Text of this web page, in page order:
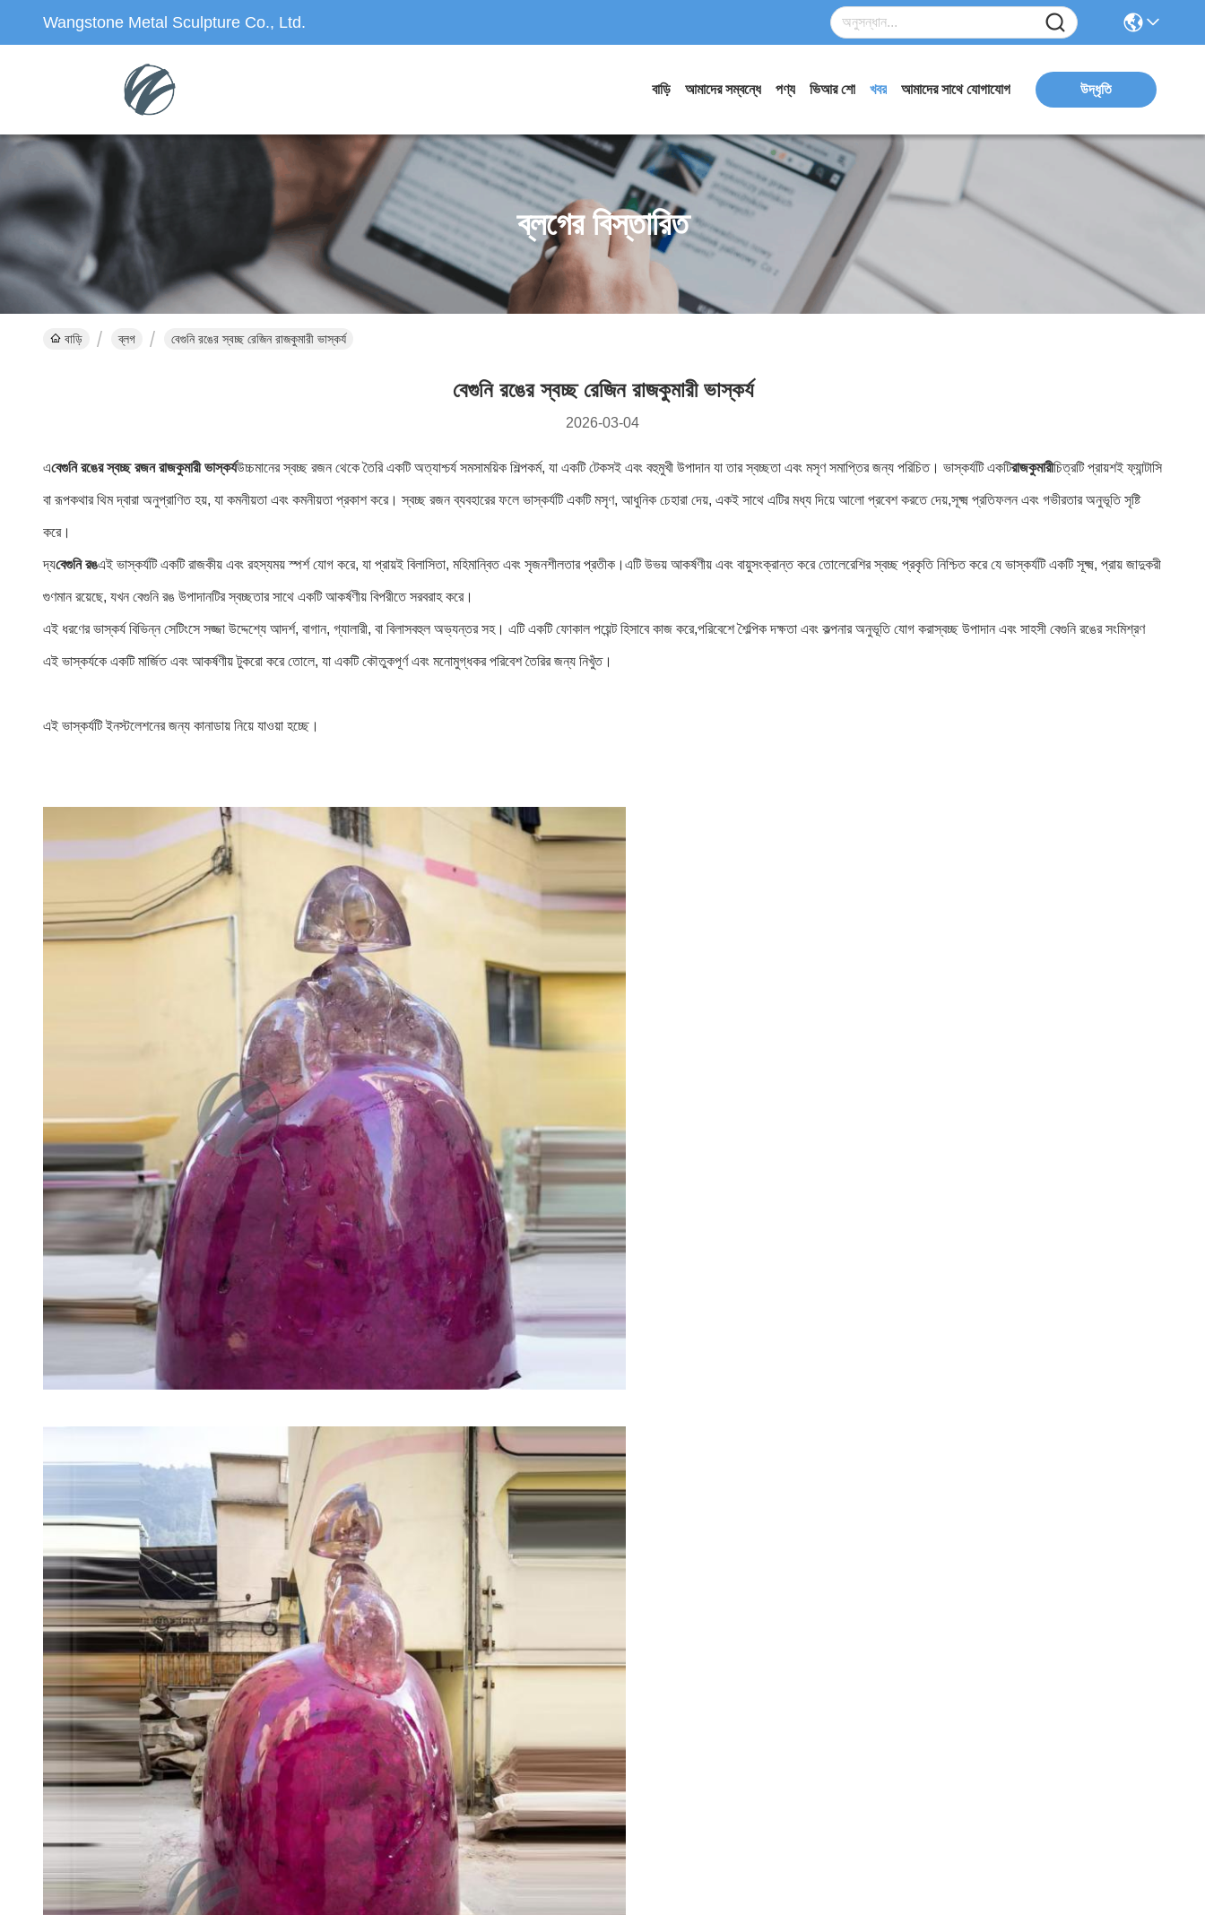
Wangstone Metal Sculpture Co., Ltd.
বাড়ি আমাদের সম্বন্ধে পণ্য ভিআর শো খবর আমাদের সাথে যোগাযোগ উদ্ধৃতি
ব্লগের বিস্তারিত
বাড়ি ব্লগ বেগুনি রঙের স্বচ্ছ রেজিন রাজকুমারী ভাস্কর্য
বেগুনি রঙের স্বচ্ছ রেজিন রাজকুমারী ভাস্কর্য
2026-03-04
এবেগুনি রঙের স্বচ্ছ রজন রাজকুমারী ভাস্কর্যউচ্চমানের স্বচ্ছ রজন থেকে তৈরি একটি অত্যাশ্চর্য সমসাময়িক শিল্পকর্ম, যা একটি টেকসই এবং বহুমুখী উপাদান যা তার স্বচ্ছতা এবং মসৃণ সমাপ্তির জন্য পরিচিত। ভাস্কর্যটি একটিরাজকুমারীচিত্রটি প্রায়শই ফ্যান্টাসি
বা রূপকথার থিম দ্বারা অনুপ্রাণিত হয়, যা কমনীয়তা এবং কমনীয়তা প্রকাশ করে। স্বচ্ছ রজন ব্যবহারের ফলে ভাস্কর্যটি একটি মসৃণ, আধুনিক চেহারা দেয়, একই সাথে এটির মধ্য দিয়ে আলো প্রবেশ করতে দেয়,সূক্ষ্ম প্রতিফলন এবং গভীরতার অনুভূতি সৃষ্টি
করে।
দ্যবেগুনি রঙএই ভাস্কর্যটি একটি রাজকীয় এবং রহস্যময় স্পর্শ যোগ করে, যা প্রায়ই বিলাসিতা, মহিমান্বিত এবং সৃজনশীলতার প্রতীক।এটি উভয় আকর্ষণীয় এবং বায়ুসংক্রান্ত করে তোলেরেশির স্বচ্ছ প্রকৃতি নিশ্চিত করে যে ভাস্কর্যটি একটি সূক্ষ্ম, প্রায় জাদুকরী
গুণমান রয়েছে, যখন বেগুনি রঙ উপাদানটির স্বচ্ছতার সাথে একটি আকর্ষণীয় বিপরীতে সরবরাহ করে।
এই ধরণের ভাস্কর্য বিভিন্ন সেটিংসে সজ্জা উদ্দেশ্যে আদর্শ, বাগান, গ্যালারী, বা বিলাসবহুল অভ্যন্তর সহ। এটি একটি ফোকাল পয়েন্ট হিসাবে কাজ করে,পরিবেশে শৈল্পিক দক্ষতা এবং কল্পনার অনুভূতি যোগ করাস্বচ্ছ উপাদান এবং সাহসী বেগুনি রঙের সংমিশ্রণ
এই ভাস্কর্যকে একটি মার্জিত এবং আকর্ষণীয় টুকরো করে তোলে, যা একটি কৌতুকপূর্ণ এবং মনোমুগ্ধকর পরিবেশ তৈরির জন্য নিখুঁত।
এই ভাস্কর্যটি ইনস্টলেশনের জন্য কানাডায় নিয়ে যাওয়া হচ্ছে।